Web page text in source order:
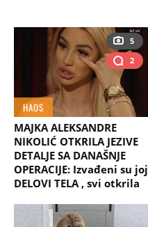
5
2
HAOS
MAJKA ALEKSANDRE
NIKOLIĆ OTKRILA JEZIVE
DETALJE SA DANAŠNJE
OPERACIJE: Izvađeni su joj
DELOVI TELA , svi otkrila